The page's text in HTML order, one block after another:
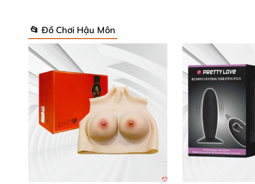
mà không lo sợ bị người khác thấy.
*** Video chi tiết về sản phẩm:
Cách sử dụngcủa dụng cụ kích thích hậu
Vệ sinh sản phẩm trướcvà sau khi sử dụng bằng cồn
quá trình sử dụng bạn nên thêm gel bôi trơn
📂 Đồ Chơi Hậu Môn